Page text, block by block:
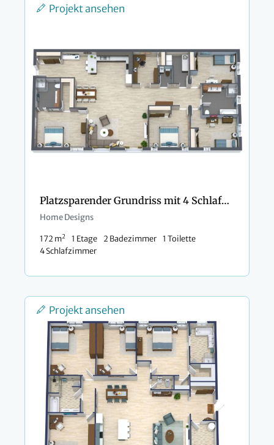
Projekt ansehen
Platzsparender Grundriss mit 4 Schlafzimmern
Home Designs
172 m2 1 Etage 2 Badezimmer
1 Toilette
4 Schlafzimmer
Projekt ansehen